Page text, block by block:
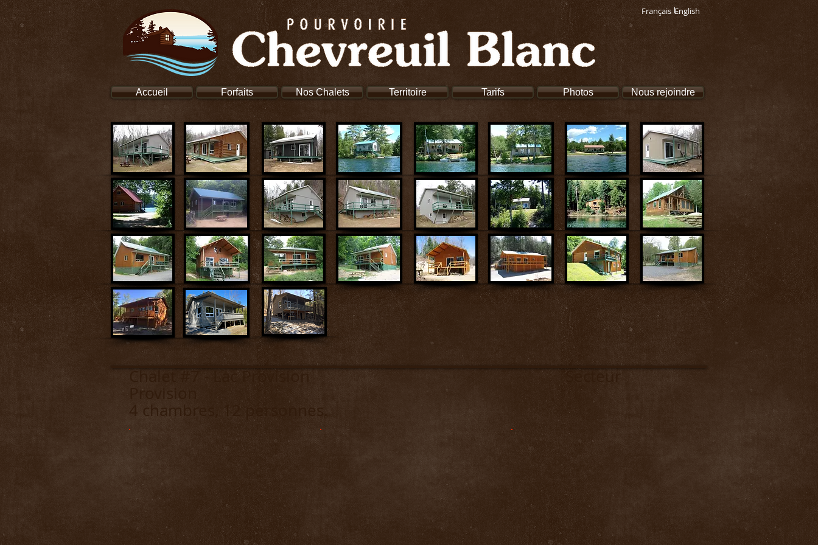
Français English
Accueil Forfaits Nos Chalets Territoire Tarifs Photos Nous rejoindre
Chalet #7 - Lac Provision Secteur
Provision
4 chambres, 12 personnes.